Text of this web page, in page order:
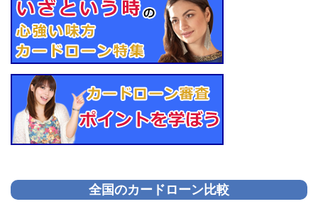
全国のカードローン比較